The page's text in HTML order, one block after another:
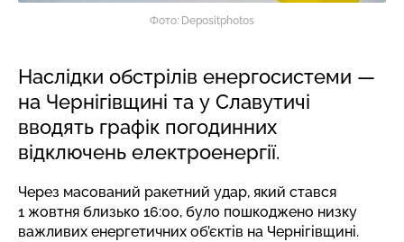
Фото: Depositphotos
Наслідки обстрілів енергосистеми —
на Чернігівщині та у Славутичі
вводять графік погодинних
відключень електроенергії.
Через масований ракетний удар, який стався
1 жовтня близько 16:00, було пошкоджено низку
важливих енергетичних об’єктів на Чернігівщині.